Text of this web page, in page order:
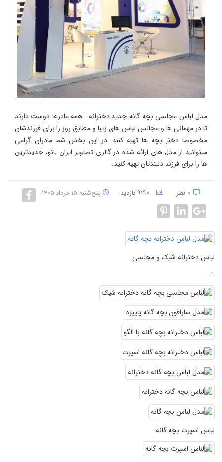
مدل لباس مجلسی بچه گانه جدید دخترانه : همه مادرها دوست دارند
تا در مهمانی ها و مجالس لباس های زیبا و مطابق روز را برای فرزندشان
مخصوصا دختر بچه ها تهیه کنند. در این بخش شما مادران گرامی
میتوانید از مدل های ارائه شده در گالری تصاویر ایران بانو، جدیدترین
ها را برای فرزند دلبندتان تهیه کنید.
پنج‌شنبه ۱۵ مرداد ۱۴۰۵
لباس دخترانه شیک و مجلسی
لباس اسپرت بچه گانه